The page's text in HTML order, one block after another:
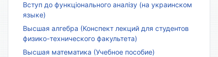
Вступ до функціонального аналізу (на украинском
языке)
Высшая алгебра (Конспект лекций для студентов
физико-технического факультета)
Высшая математика (Учебное пособие)